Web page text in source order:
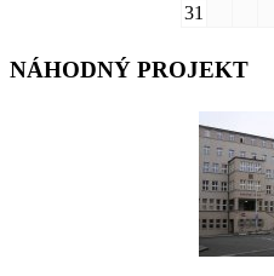
31
NÁHODNÝ PROJEKT